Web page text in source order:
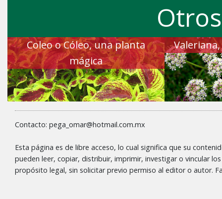
Coleo o Cóleo, una planta
mágica
Contacto: pega_omar@hotmail.com.mx
Esta página es de libre acceso, lo cual significa que su
pueden leer, copiar, distribuir, imprimir, investigar o vincular
propósito legal, sin solicitar previo permiso al editor o autor.